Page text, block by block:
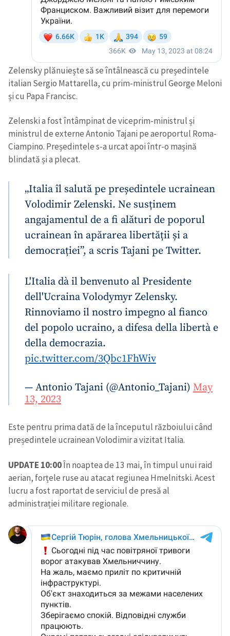
in English
на русском
Zelensky plănuiește să se întâlnească cu președintele
italian Sergio Mattarella, cu prim-ministrul George Meloni
și cu Papa Francisc.
Zelenski a fost întâmpinat de viceprim-ministrul și
ministrul de externe Antonio Tajani pe aeroportul Roma-
Ciampino. Președintele s-a urcat apoi într-o mașină
blindată și a plecat.
„Italia îl salută pe președintele ucrainean
Volodimir Zelenski. Ne susținem
angajamentul de a fi alături de poporul
ucrainean în apărarea libertății și a
democrației”, a scris Tajani pe Twitter.
L'Italia dà il benvenuto al Presidente
dell'Ucraina Volodymyr Zelensky.
Rinnoviamo il nostro impegno al fianco
del popolo ucraino, a difesa della libertà e
della democrazia.
pic.twitter.com/3Qbc1FhWiv
— Antonio Tajani (@Antonio_Tajani) May
13, 2023
Este pentru prima dată de la începutul războiului când
președintele ucrainean Volodimir a vizitat Italia.
UPDATE 10:00În noaptea de 13 mai, în timpul unui raid
aerian, forțele ruse au atacat regiunea Hmelnitski. Acest
lucru a fost raportat de serviciul de presă al
administrației militare regionale.